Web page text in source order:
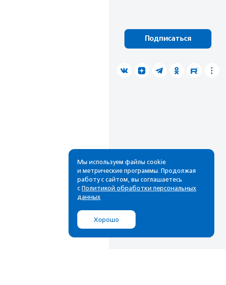
Подписаться
Мы используем файлы cookie
и метрические программы. Продолжая
работу с сайтом, вы соглашаетесь
с Политикой обработки персональных
данных
Хорошо